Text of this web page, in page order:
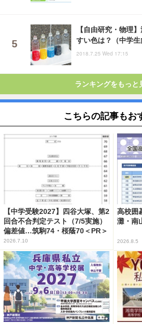
【自由研究・物理
すい色は？（中学生
2018.7.25 Wed 17:15
ランキングをもっと
こちらの記事もお
【中学受験2027】四谷大塚、第2
回合不合判定テスト（7/5実施）
偏差値…筑駒74・桜蔭70＜PR＞
2026.7.10
高校囲
灘・南
2026.8.5